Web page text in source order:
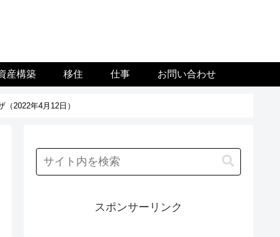
産構築 移住 仕事 お問い合わせ
2022年4月12日）
スポンサーリンク